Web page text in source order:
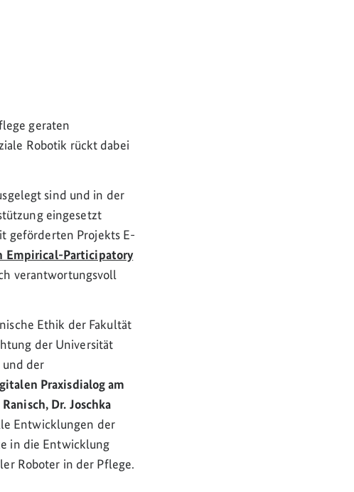
geraten
Robotik rückt dabei
sind und in der
eingesetzt
geförderten Projekts E-
Empirical-Participatory
verantwortungsvoll
Ethik der Fakultät
der Universität
und der
Praxisdialog am
Dr. Joschka
Entwicklungen der
in die Entwicklung
Roboter in der Pflege.